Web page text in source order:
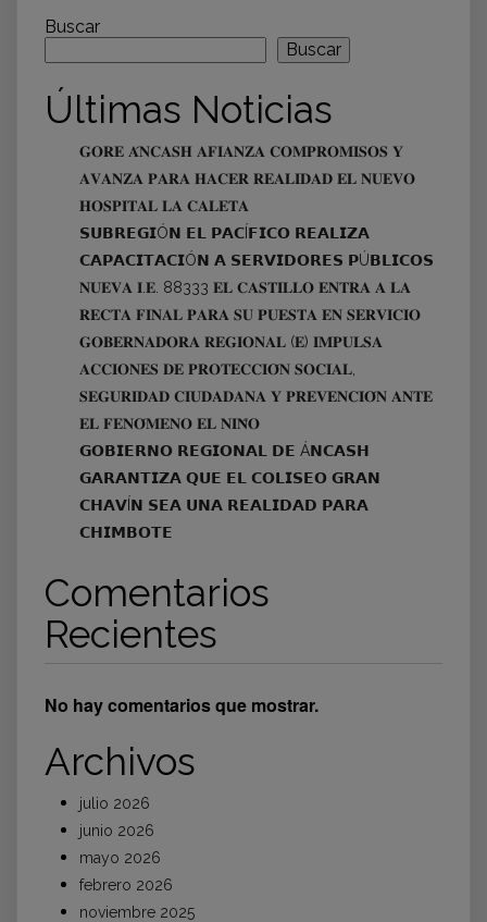
Buscar
Buscar
Últimas Noticias
𝐆𝐎𝐑𝐄 𝐀́𝐍𝐂𝐀𝐒𝐇 𝐀𝐅𝐈𝐀𝐍𝐙𝐀 𝐂𝐎𝐌𝐏𝐑𝐎𝐌𝐈𝐒𝐎𝐒 𝐘
𝐀𝐕𝐀𝐍𝐙𝐀 𝐏𝐀𝐑𝐀 𝐇𝐀𝐂𝐄𝐑 𝐑𝐄𝐀𝐋𝐈𝐃𝐀𝐃 𝐄𝐋 𝐍𝐔𝐄𝐕𝐎
𝐇𝐎𝐒𝐏𝐈𝐓𝐀𝐋 𝐋𝐀 𝐂𝐀𝐋𝐄𝐓𝐀
𝗦𝗨𝗕𝗥𝗘𝗚𝗜Ó𝗡 𝗘𝗟 𝗣𝗔𝗖Í𝗙𝗜𝗖𝗢 𝗥𝗘𝗔𝗟𝗜𝗭𝗔
𝗖𝗔𝗣𝗔𝗖𝗜𝗧𝗔𝗖𝗜Ó𝗡 𝗔 𝗦𝗘𝗥𝗩𝗜𝗗𝗢𝗥𝗘𝗦 𝗣Ú𝗕𝗟𝗜𝗖𝗢𝗦
𝐍𝐔𝐄𝐕𝐀 𝐈.𝐄. 88333 𝐄𝐋 𝐂𝐀𝐒𝐓𝐈𝐋𝐋𝐎 𝐄𝐍𝐓𝐑𝐀 𝐀 𝐋𝐀
𝐑𝐄𝐂𝐓𝐀 𝐅𝐈𝐍𝐀𝐋 𝐏𝐀𝐑𝐀 𝐒𝐔 𝐏𝐔𝐄𝐒𝐓𝐀 𝐄𝐍 𝐒𝐄𝐑𝐕𝐈𝐂𝐈𝐎
𝐆𝐎𝐁𝐄𝐑𝐍𝐀𝐃𝐎𝐑𝐀 𝐑𝐄𝐆𝐈𝐎𝐍𝐀𝐋 (𝐄) 𝐈𝐌𝐏𝐔𝐋𝐒𝐀
𝐀𝐂𝐂𝐈𝐎𝐍𝐄𝐒 𝐃𝐄 𝐏𝐑𝐎𝐓𝐄𝐂𝐂𝐈𝐎́𝐍 𝐒𝐎𝐂𝐈𝐀𝐋,
𝐒𝐄𝐆𝐔𝐑𝐈𝐃𝐀𝐃 𝐂𝐈𝐔𝐃𝐀𝐃𝐀𝐍𝐀 𝐘 𝐏𝐑𝐄𝐕𝐄𝐍𝐂𝐈𝐎́𝐍 𝐀𝐍𝐓𝐄
𝐄𝐋 𝐅𝐄𝐍𝐎́𝐌𝐄𝐍𝐎 𝐄𝐋 𝐍𝐈𝐍̃𝐎
𝗚𝗢𝗕𝗜𝗘𝗥𝗡𝗢 𝗥𝗘𝗚𝗜𝗢𝗡𝗔𝗟 𝗗𝗘 Á𝗡𝗖𝗔𝗦𝗛
𝗚𝗔𝗥𝗔𝗡𝗧𝗜𝗭𝗔 𝗤𝗨𝗘 𝗘𝗟 𝗖𝗢𝗟𝗜𝗦𝗘𝗢 𝗚𝗥𝗔𝗡
𝗖𝗛𝗔𝗩Í𝗡 𝗦𝗘𝗔 𝗨𝗡𝗔 𝗥𝗘𝗔𝗟𝗜𝗗𝗔𝗗 𝗣𝗔𝗥𝗔
𝗖𝗛𝗜𝗠𝗕𝗢𝗧𝗘
Comentarios
Recientes
No hay comentarios que mostrar.
Archivos
julio 2026
junio 2026
mayo 2026
febrero 2026
noviembre 2025